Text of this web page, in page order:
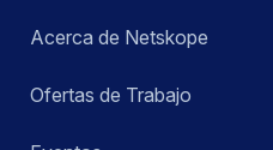
Acerca de Netskope
Ofertas de Trabajo